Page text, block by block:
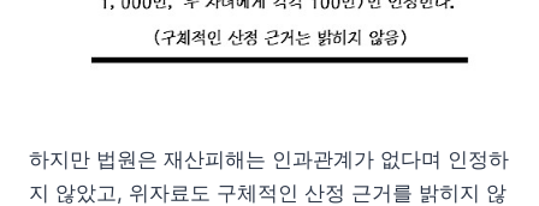
하지만 법원은 재산피해는 인과관계가 없다며 인정하
지 않았고, 위자료도 구체적인 산정 근거를 밝히지 않